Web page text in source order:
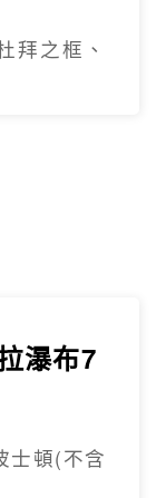
拜之框、
瀑布7
士頓(不含